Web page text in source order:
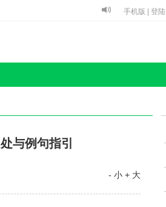
手机版 登陆
与例句指引
- 小 + 大